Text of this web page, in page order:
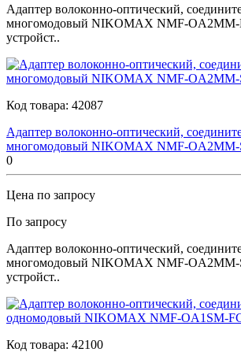
Адаптер волоконно-оптический,
многомодовый NIKOMAX NMF-
устройст..
Код товара: 42087
Адаптер волоконно-оптический,
многомодовый NIKOMAX NMF-OA2MM-
0
Цена по запросу
По запросу
Адаптер волоконно-оптический,
многомодовый NIKOMAX NMF-OA2MM-
устройст..
Код товара: 42100